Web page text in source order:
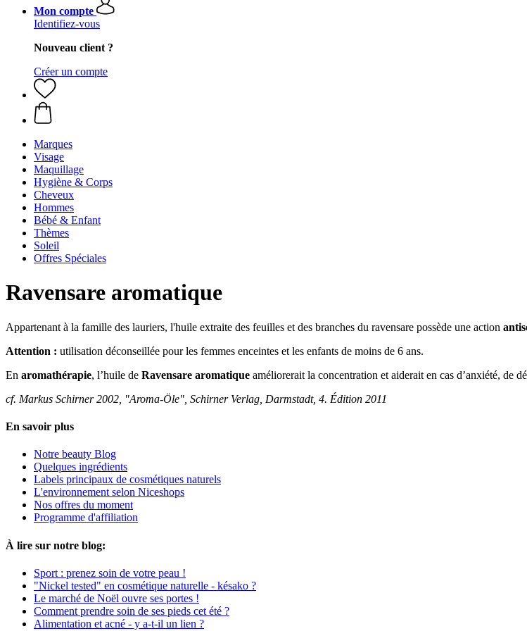
Mon compte
Identifiez-vous
Nouveau client ?
Créer un compte
Marques
Visage
Maquillage
Hygiène & Corps
Cheveux
Hommes
Bébé & Enfant
Thèmes
Soleil
Offres Spéciales
Ravensare aromatique
Appartenant à la famille des lauriers, l'huile extraite des feuilles et des branches du ravensare possède une action
Attention : utilisation déconseillée pour les femmes enceintes et les enfants de moins de 6 ans.
En aromathérapie, l’huile de Ravensare aromatique améliorerait la concentration et aiderait en cas d’anxiété, de
cf. Markus Schirner 2002, "Aroma-Öle", Schirner Verlag, Darmstadt, 4. Édition 2011
En savoir plus
Notre beauty Blog
Quelques ingrédients
Labels principaux de cosmétiques naturels
L'environnement selon Niceshops
Nos offres du moment
Programme d'affiliation
À lire sur notre blog:
Sport : prenez soin de votre peau !
"Nickel tested" en cosmétique naturelle - késako ?
Le marché de Noël ouvre ses portes !
Comment prendre soin de ses pieds cet été ?
Alimentation et acné - y a-t-il un lien ?